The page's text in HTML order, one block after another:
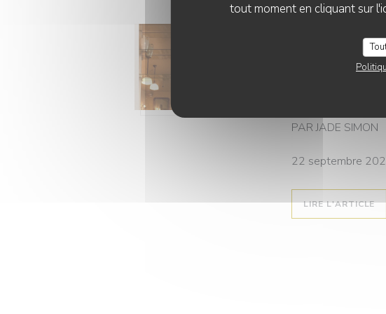
tout moment en cliquant sur
Vogue France
Les 5 Marches, le
Avec sa carte
PAR JADE SIMON
22 septembre
LIRE L'ARTICLE